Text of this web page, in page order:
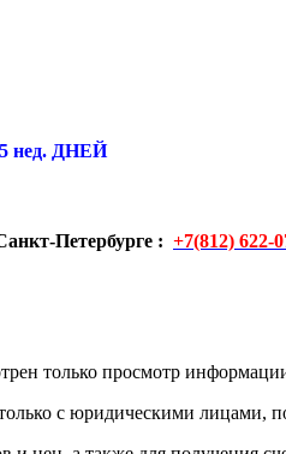
нед. ДНЕЙ
Петербурге : +7(812) 622-
только просмотр
с юридическими лицами,